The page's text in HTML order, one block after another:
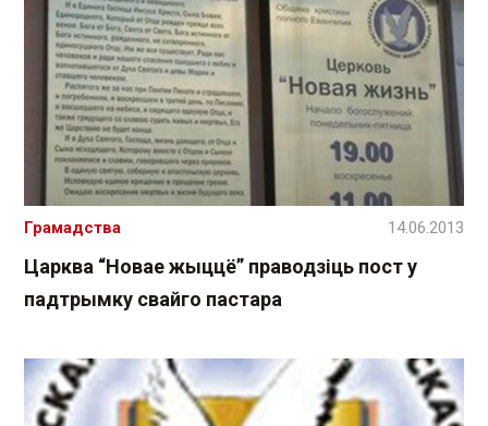
Царква “Новае жыццё” праводзіць пост у
падтрымку свайго пастара
Грамадства 14.06.2013